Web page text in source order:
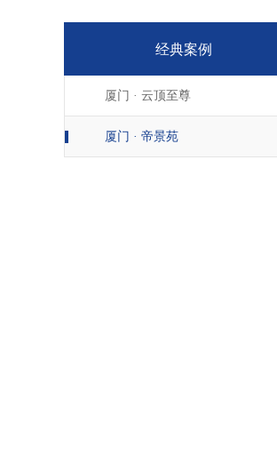
经典案例
厦门 · 云顶至尊
厦门 · 帝景苑